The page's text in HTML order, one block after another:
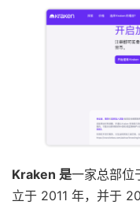
Kraken 是一家总部位
立于 2011 年，并于